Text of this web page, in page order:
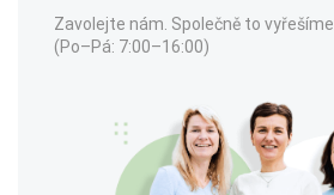
Zavolejte nám. Společně to vyřešíme.
(Po–Pá: 7:00–16:00)